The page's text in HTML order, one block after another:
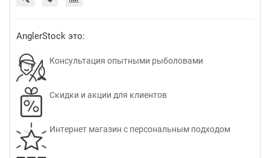
AnglerStock это:
Консультация опытными рыболовами
Скидки и акции для клиентов
Интернет магазин с персональным подходом